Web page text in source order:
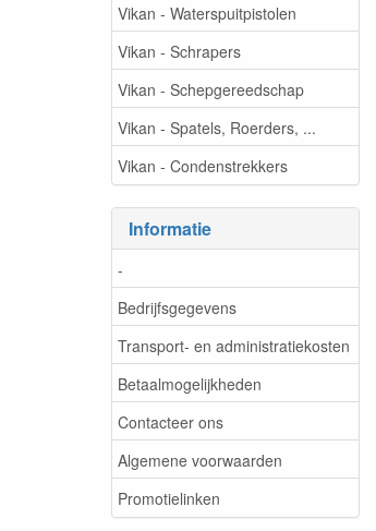
Vikan - Waterspuitpistolen
Vikan - Schrapers
Vikan - Schepgereedschap
Vikan - Spatels, Roerders, ...
Vikan - Condenstrekkers
Informatie
-
Bedrijfsgegevens
Transport- en administratiekosten
Betaalmogelijkheden
Contacteer ons
Algemene voorwaarden
Promotielinken